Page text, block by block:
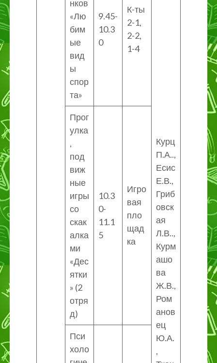
Курц
П.А..,
Есис
Е.В.,
Гриб
овск
ая
Л.В..,
Курм
ашо
ва
Ж.В.,
Ром
анов
ец
Ю.А.
,
нков
«Лю
бим
ые
вид
ы
спор
та»
9.45-
10.3
0
К-ты
2-1,
2-2,
1-4
Прог
улка
,
под
виж
ные
игры
со
скак
алка
ми
«Дес
ятки
» (2
отря
д)
10.3
0-
11.1
5
Игро
вая
пло
щад
ка
Пси
холо